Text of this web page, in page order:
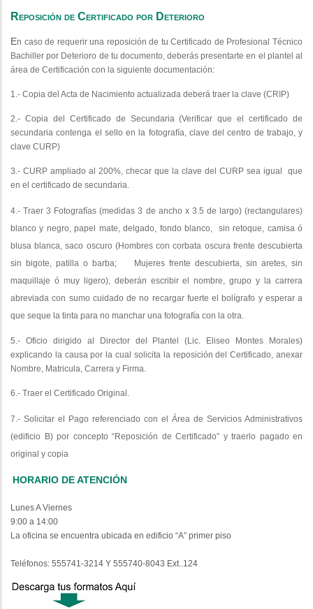
Reposición de Certificado por Deterioro
​En caso de requerir una reposición de tu Certificado de Profesional Técnico
Bachiller por Deterioro de tu documento, deberás presentarte en el plantel al
área de Certificación con la siguiente documentación:
1.- Copia del Acta de Nacimiento actualizada deberá traer la clave (CRIP)
2.- Copia del Certificado de Secundaria (Verificar que el certificado de
secundaria contenga el sello en la fotografía, clave del centro de trabajo, y
clave CURP)
3.- CURP ampliado al 200%, checar que la clave del CURP sea igual que
en el certificado de secundaria.
4.- Traer 3 Fotografías (medidas 3 de ancho x 3.5 de largo) (rectangulares)
blanco y negro, papel mate, delgado, fondo blanco, sin retoque, camisa ó
blusa blanca, saco oscuro (Hombres con corbata oscura frente descubierta
sin bigote, patilla o barba; Mujeres frente descubierta, sin aretes, sin
maquillaje ó muy ligero), deberán escribir el nombre, grupo y la carrera
abreviada con sumo cuidado de no recargar fuerte el bolígrafo y esperar a
que seque la tinta para no manchar una fotografía con la otra.
5.- Oficio dirigido al Director del Plantel (Lic. Eliseo Montes Morales)
explicando la causa por la cual solicita la reposición del Certificado, anexar
Nombre, Matricula, Carrera y Firma.
6.- Traer el Certificado Original.
7.- Solicitar el Pago referenciado con el Área de Servicios Administrativos
(edificio B) por concepto “Reposición de Certificado” y traerlo pagado en
original y copia
HORARIO DE ATENCIÓN
Lunes A Viernes
9:00 a 14:00
La oficina se encuentra ubicada en edificio “A” primer piso
Teléfonos: 555741-3214 Y 555740-8043 Ext..124